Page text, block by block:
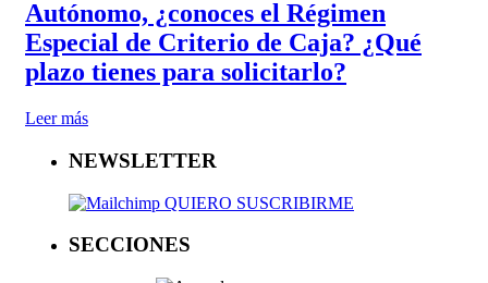
Autónomo, ¿conoces el Régimen
Especial de Criterio de Caja? ¿Qué
plazo tienes para solicitarlo?
Leer más
NEWSLETTER
QUIERO SUSCRIBIRME
SECCIONES